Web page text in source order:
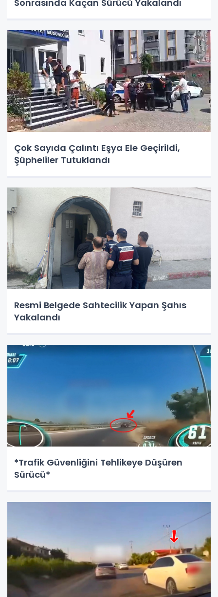
Sonrasında Kaçan Sürücü Yakalandı
Çok Sayıda Çalıntı Eşya Ele Geçirildi,
Şüpheliler Tutuklandı
Resmi Belgede Sahtecilik Yapan Şahıs
Yakalandı
*Trafik Güvenliğini Tehlikeye Düşüren
Sürücü*